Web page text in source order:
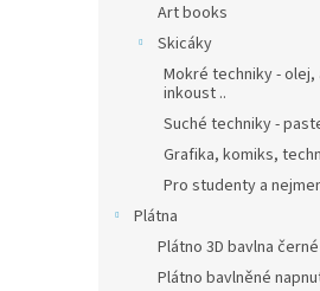
Art books
Skicáky
Mokré techniky -
inkoust ..
Suché techniky -
Grafika, komiks,
Pro studenty a
Plátna
Plátno 3D bavlna černé
Plátno bavlněné